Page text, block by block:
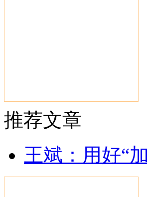
推荐文章
王斌：用好“